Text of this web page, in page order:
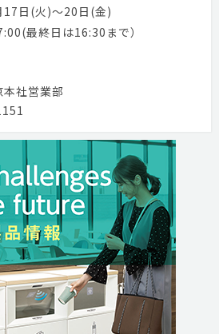
17日(火)〜20日(金)
最終日は16:30まで）
社営業部